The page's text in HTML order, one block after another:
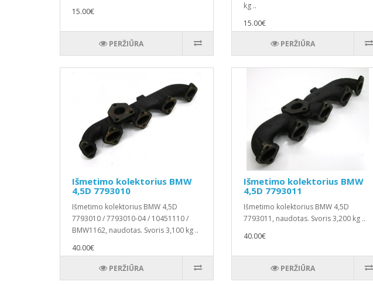
15.00€
PERŽIŪRA
kg ..
15.00€
PERŽIŪRA
Išmetimo kolektorius BMW
4,5D 7793010
Išmetimo kolektorius BMW 4,5D
7793010 / 7793010-04 / 10451110 /
BMW1162, naudotas. Svoris 3,100 kg ..
40.00€
PERŽIŪRA
Išmetimo kolektorius BMW
4,5D 7793011
Išmetimo kolektorius BMW 4,5D
7793011, naudotas. Svoris 3,200 kg ..
40.00€
PERŽIŪRA